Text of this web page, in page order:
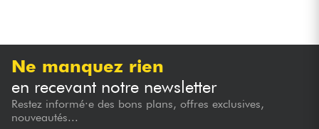
Violons & Quatuor
Eveil Musical
Ne manquez rien
en recevant notre newsletter
Restez informé·e des bons plans, offres exclusives,
nouveautés...